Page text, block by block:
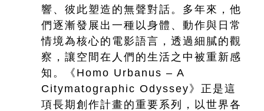
響、彼此塑造的無聲對話。多年來，他
們逐漸發展出一種以身體、動作與日常
情境為核心的電影語言，透過細膩的觀
察，讓空間在人們的生活之中被重新感
知。《Homo Urbanus – A
Citymatographic Odyssey》正是這
項長期創作計畫的重要系列，以世界各